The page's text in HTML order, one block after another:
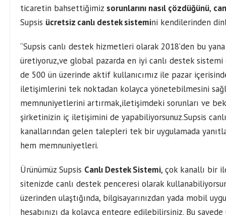
ticaretin bahsettiğimiz sorunlarını nasıl çözdüğünü,
Supsis ücretsiz canlı destek sistemini kendilerinden
“Supsis canlı destek hizmetleri olarak 2018’den bu
üretiyoruz,ve global pazarda en iyi canlı destek sistemi
de 500 ün üzerinde aktif kullanıcımız ile pazar
iletişimlerini tek noktadan kolayca yönetebilmesini
memnuniyetlerini artırmak,iletişimdeki sorunları ve
şirketinizin iç iletişimini de yapabiliyorsunuz.Supsis
kanallarından gelen talepleri tek bir uygulamada
hem memnuniyetleri.
Ürünümüz Supsis Canlı Destek Sistemi, çok kanallı bir
sitenizde canlı destek penceresi olarak
üzerinden ulaştığında, bilgisayarınızdan yada mobil
hesabınızı da kolayca entegre edilebilirsiniz. Bu